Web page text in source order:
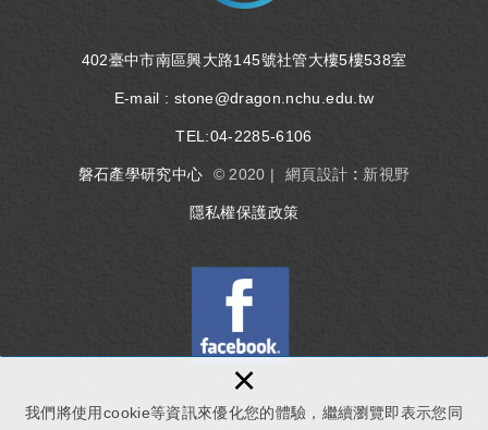
我們將使用cookie等資訊來優化您的體驗，繼續瀏覽即表示您同
×
402臺中市南區興大路145號社管大樓5樓538室
E-mail : stone@dragon.nchu.edu.tw
TEL:04-2285-6106
磐石產學研究中心 © 2020 | 網頁設計 : 新視野
隱私權保護政策